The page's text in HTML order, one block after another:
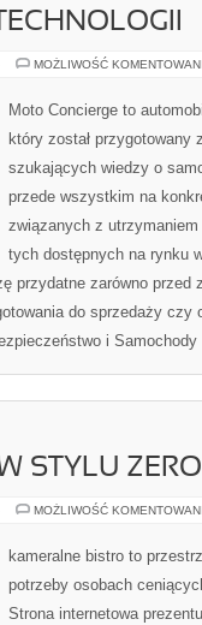
MOŻLIWOŚĆ
Moto Concierge to
który został przygotowany
szukających wiedzy o
przede wszystkim na
związanych z utrzymaniem
tych dostępnych na rynku
przydatne zarówno przed
do sprzedaży czy
i
STYLU
MOŻLIWOŚĆ
kameralne bistro to
potrzeby osobach
Strona internetowa